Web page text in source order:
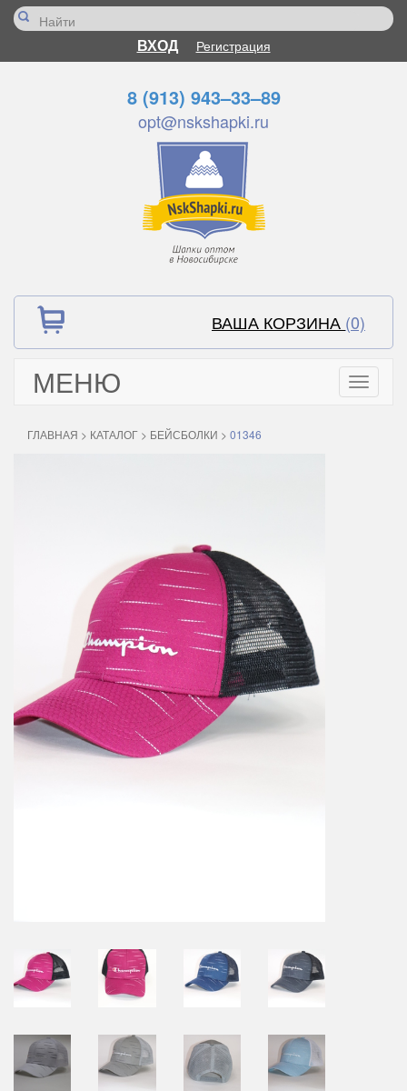
ВХОД Регистрация
8 (913) 943–33–89
opt@nskshapki.ru
ВАША КОРЗИНА (0)
МЕНЮ
Toggle
ГЛАВНАЯ > КАТАЛОГ > БЕЙСБОЛКИ > 01346